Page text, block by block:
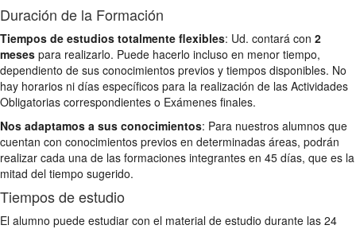
Duración de la Formación
Tiempos de estudios totalmente flexibles: Ud. contará con 2
meses para realizarlo. Puede hacerlo incluso en menor tiempo,
dependiento de sus conocimientos previos y tiempos disponibles. No
hay horarios ni días específicos para la realización de las Actividades
Obligatorias correspondientes o Exámenes finales.
Nos adaptamos a sus conocimientos: Para nuestros alumnos que
cuentan con conocimientos previos en determinadas áreas, podrán
realizar cada una de las formaciones integrantes en 45 días, que es la
mitad del tiempo sugerido.
Tiempos de estudio
El alumno puede estudiar con el material de estudio durante las 24